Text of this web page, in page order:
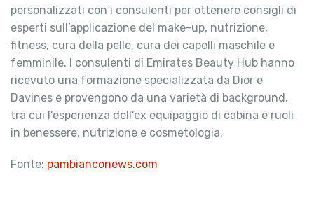
personalizzati con i consulenti per ottenere consigli di
esperti sull’applicazione del make-up, nutrizione,
fitness, cura della pelle, cura dei capelli maschile e
femminile. I consulenti di Emirates Beauty Hub hanno
ricevuto una formazione specializzata da Dior e
Davines e provengono da una varietà di background,
tra cui l’esperienza dell’ex equipaggio di cabina e ruoli
in benessere, nutrizione e cosmetologia.
Fonte: pambianconews.com